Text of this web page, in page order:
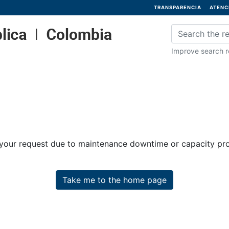
TRANSPARENCIA
Improve search
request due to maintenance downtime or capacity
Take me to the home page